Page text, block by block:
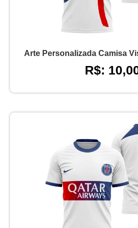
Arte Personalizada Camisa
R$: